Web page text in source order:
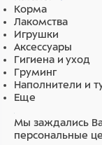
Корма
Лакомства
Игрушки
Аксессуары
Гигиена и уход
Груминг
Наполнители и
Еще
Мы заждались
персональные